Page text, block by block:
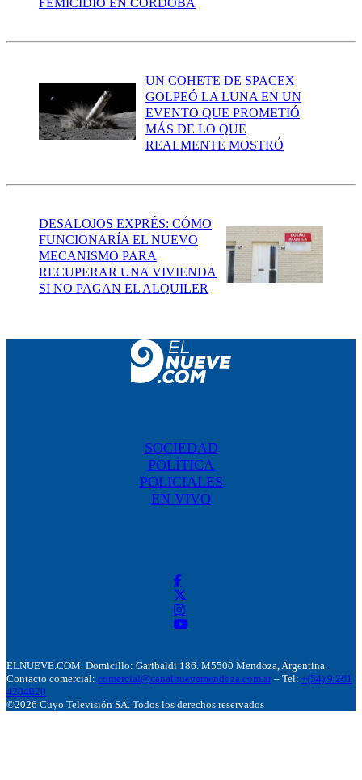
UN COHETE DE SPACEX
GOLPEÓ LA LUNA EN UN
EVENTO QUE PROMETIÓ
MÁS DE LO QUE
REALMENTE MOSTRÓ
DESALOJOS EXPRÉS: CÓMO
FUNCIONARÍA EL NUEVO
MECANISMO PARA
RECUPERAR UNA VIVIENDA
SI NO PAGAN EL ALQUILER
SOCIEDAD
POLÍTICA
POLICIALES
EN VIVO
ELNUEVE.COM. Domicillo: Garibaldi 186. M5500 Mendoza, Argentina.
Contacto comercial: comercial@canalnuevemendoza.com.ar – Tel: +(54) 9 261
4204020
©2026 Cuyo Televisión SA. Todos los derechos reservados